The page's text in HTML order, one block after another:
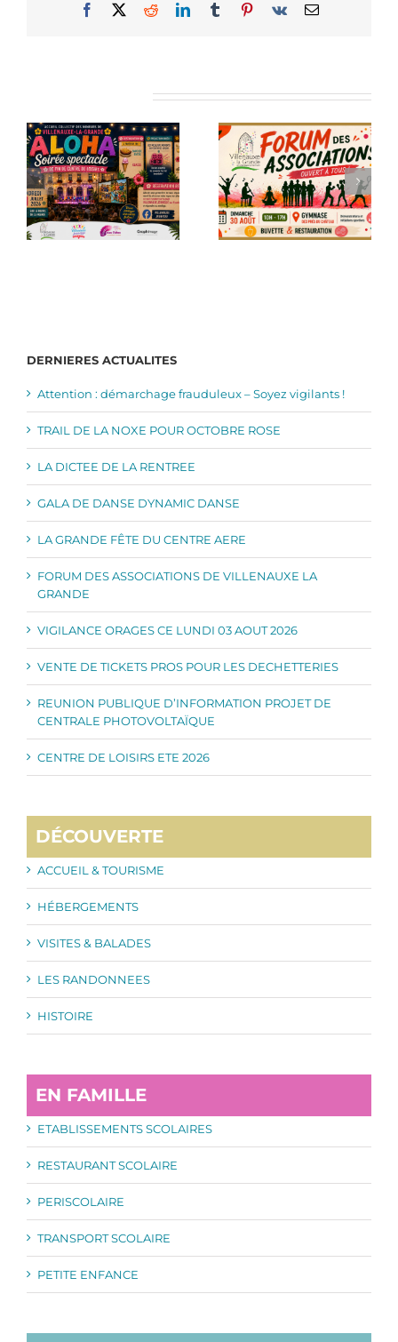
Facebook
X RedditLinkedInTumblrPinterest
Vk Email
DERNIERES ACTUALITES
Attention : démarchage frauduleux – Soyez vigilants !
TRAIL DE LA NOXE POUR OCTOBRE ROSE
LA DICTEE DE LA RENTREE
GALA DE DANSE DYNAMIC DANSE
LA GRANDE FÊTE DU CENTRE AERE
FORUM DES ASSOCIATIONS DE VILLENAUXE LA
GRANDE
VIGILANCE ORAGES CE LUNDI 03 AOUT 2026
VENTE DE TICKETS PROS POUR LES DECHETTERIES
REUNION PUBLIQUE D’INFORMATION PROJET DE
CENTRALE PHOTOVOLTAÏQUE
CENTRE DE LOISIRS ETE 2026
DÉCOUVERTE
ACCUEIL & TOURISME
HÉBERGEMENTS
VISITES & BALADES
LES RANDONNEES
HISTOIRE
EN FAMILLE
ETABLISSEMENTS SCOLAIRES
RESTAURANT SCOLAIRE
PERISCOLAIRE
TRANSPORT SCOLAIRE
PETITE ENFANCE